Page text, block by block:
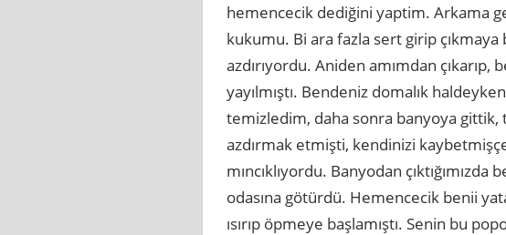
hemencecik dediğini yaptim. Arkama
kukumu. Bi ara fazla sert girip çıkmaya
azdırıyordu. Aniden amımdan çıkarıp,
yayılmıştı. Bendeniz domalık
temizledim, daha sonra banyoya gittik,
azdırmak etmişti, kendinizi
mıncıklıyordu. Banyodan
odasına götürdü. Hemencecik benii
ısırıp öpmeye başlamıştı. Senin bu